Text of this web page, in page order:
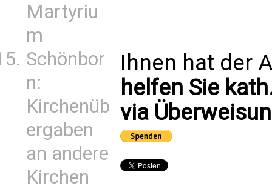
Martyriu
m
Schönbor
n:
Kirchenüb
ergaben
an andere
Kirchen
Ihnen hat der
helfen Sie
via